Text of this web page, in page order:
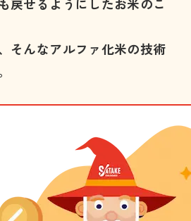
そんなアルファ化米の技術